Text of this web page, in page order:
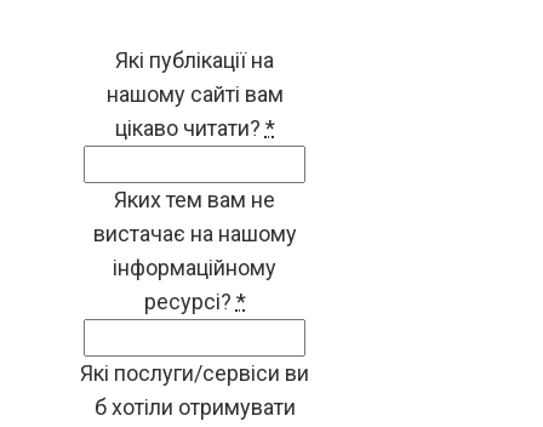
Які публікації на
нашому сайті вам
цікаво читати? *
Яких тем вам не
вистачає на нашому
інформаційному
ресурсі? *
Які послуги/сервіси ви
б хотіли отримувати